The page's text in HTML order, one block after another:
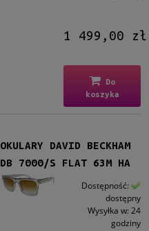
1 499,00 zł
Do
koszyka
OKULARY DAVID BECKHAM
DB 7000/S FLAT 63M HA
Dostępność:
dostępny
Wysyłka w: 24
godziny